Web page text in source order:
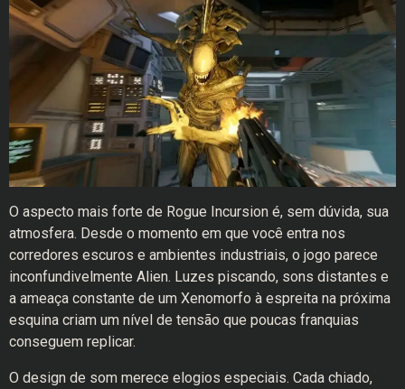
O aspecto mais forte de Rogue Incursion é, sem dúvida, sua
atmosfera. Desde o momento em que você entra nos
corredores escuros e ambientes industriais, o jogo parece
inconfundivelmente Alien. Luzes piscando, sons distantes e
a ameaça constante de um Xenomorfo à espreita na próxima
esquina criam um nível de tensão que poucas franquias
conseguem replicar.
O design de som merece elogios especiais. Cada chiado,